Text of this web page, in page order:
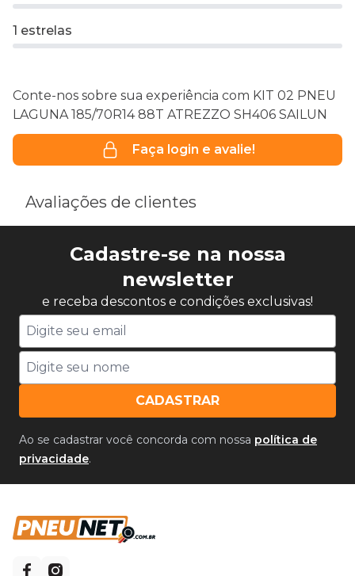
1 estrelas
Conte-nos sobre sua experiência com KIT 02 PNEU
LAGUNA 185/70R14 88T ATREZZO SH406 SAILUN
Faça login e avalie!
Avaliações de clientes
Cadastre-se na nossa
newsletter
e receba descontos e condições exclusivas!
CADASTRAR
Ao se cadastrar você concorda com nossa política de
privacidade.